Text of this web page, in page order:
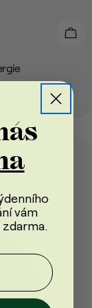
vám
zdarma.